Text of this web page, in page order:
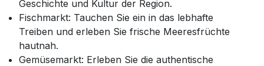
Geschichte und Kultur der Region.
Fischmarkt: Tauchen Sie ein in das lebhafte
Treiben und erleben Sie frische Meeresfrüchte
hautnah.
Gemüsemarkt: Erleben Sie die authentische